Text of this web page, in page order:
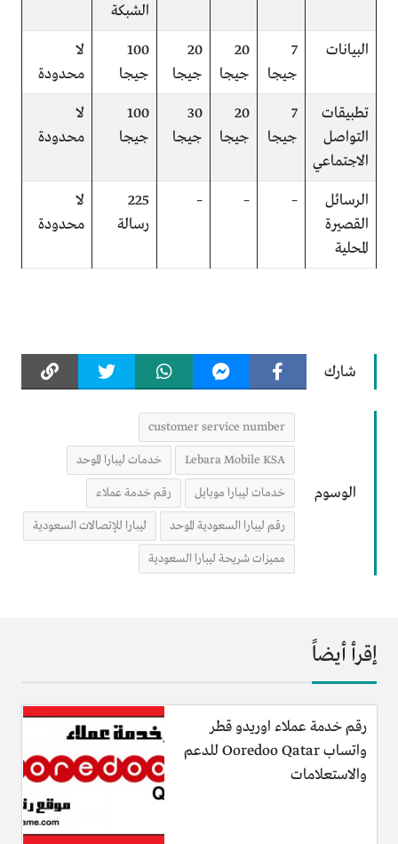
الشبكة
البيانات
7
جيجا
20
جيجا
20
جيجا
100
جيجا
لا
محدودة
تطبيقات
التواصل
الاجتماعي
7
جيجا
20
جيجا
30
جيجا
100
جيجا
لا
محدودة
الرسائل
القصيرة
المحلية
–
–
–
225
رسالة
لا
محدودة
شارك
الوسوم
customer service number
Lebara Mobile KSA خدمات ليبارا الموحد
خدمات ليبارا موبايل رقم خدمة عملاء
رقم ليبارا السعودية الموحد ليبارا للإتصالات السعودية
مميزات شريحة ليبارا السعودية
إقرأ أيضاً
رقم خدمة عملاء اوريدو قطر
واتساب Ooredoo Qatar للدعم
والاستعلامات